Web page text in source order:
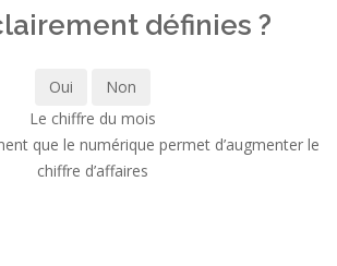
définies ?
Oui
Non
Le chiffre du mois
que le numérique permet d’augmenter le
chiffre d’affaires